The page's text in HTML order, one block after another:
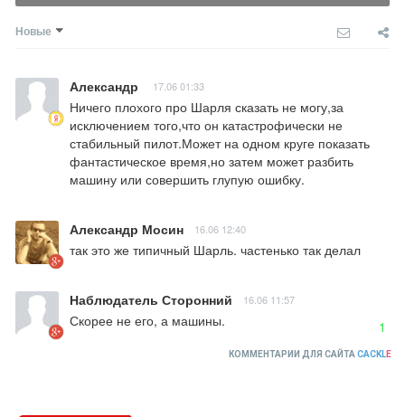
Новые
Александр 17.06 01:33
Ничего плохого про Шарля сказать не могу,за
исключением того,что он катастрофически не
стабильный пилот.Может на одном круге показать
фантастическое время,но затем может разбить
машину или совершить глупую ошибку.
Александр Мосин 16.06 12:40
так это же типичный Шарль. частенько так делал
Наблюдатель Сторонний 16.06 11:57
Скорее не его, а машины. 1
КОММЕНТАРИИ ДЛЯ САЙТА CACKLE